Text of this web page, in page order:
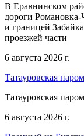
В Еравнинском
дороги Романовка-
и границей
проезжей части
6 августа 2026 г.
Татауровская
Татауровская
6 августа 2026 г.